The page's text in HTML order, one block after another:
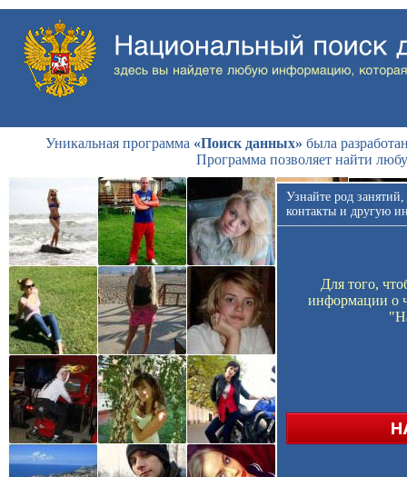
Уникальная программа «Поиск данных» была
Программа позволяет найти
Узнайте род
контакты и другую
Для того,
информации о